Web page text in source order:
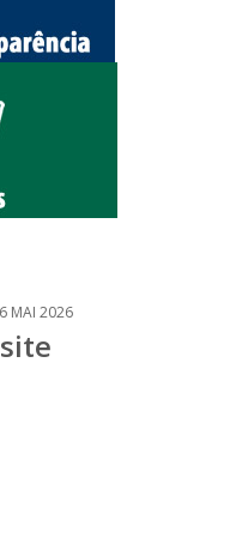
MAI 2026